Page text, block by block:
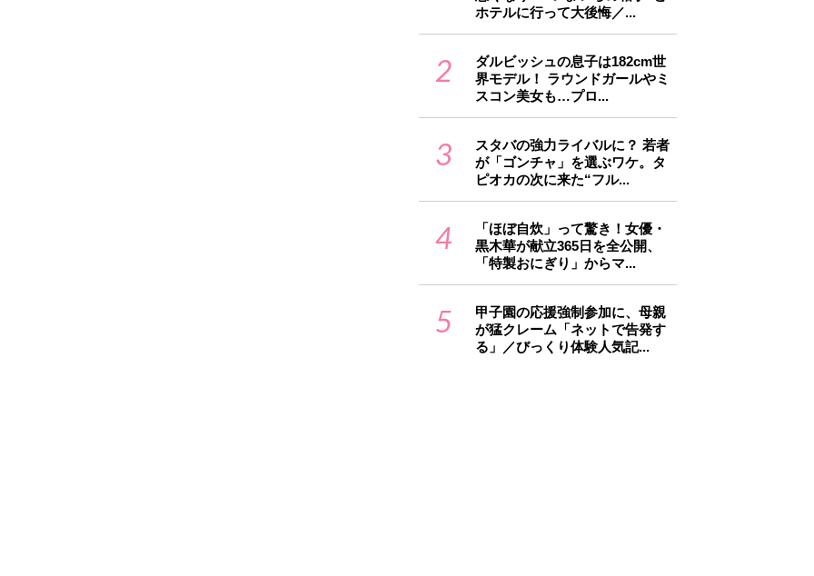
ホテルに行って大後悔／...
2
ダルビッシュの息子は182cm世
界モデル！ ラウンドガールやミ
スコン美女も…プロ...
3
スタバの強力ライバルに？ 若者
が「ゴンチャ」を選ぶワケ。タ
ピオカの次に来た“フル...
4
「ほぼ自炊」って驚き！女優・
黒木華が献立365日を全公開、
「特製おにぎり」からマ...
5
甲子園の応援強制参加に、母親
が猛クレーム「ネットで告発す
る」／びっくり体験人気記...